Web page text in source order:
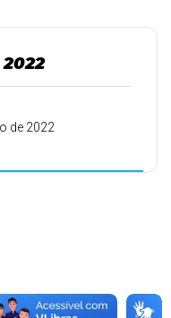
2022
de 2022